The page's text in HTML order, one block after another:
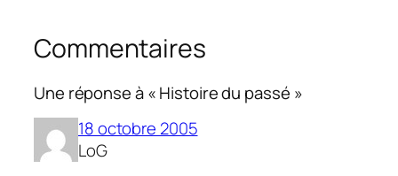
Commentaires
Une réponse à « Histoire du passé »
18 octobre 2005
LoG